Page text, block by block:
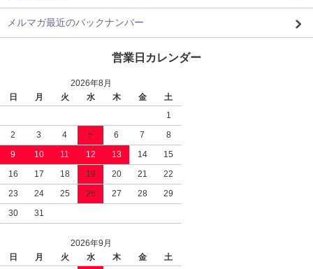
メルマガ最近のバックナンバー
営業日カレンダー
2026年8月
日
月 火 水 木 金
土
1
2
3 4 5 6 7
8
9
10 11 12 13 14
15
16
17 18 19 20 21
22
23
24 25 26 27 28
29
30
31
2026年9月
日
月 火 水 木 金
土